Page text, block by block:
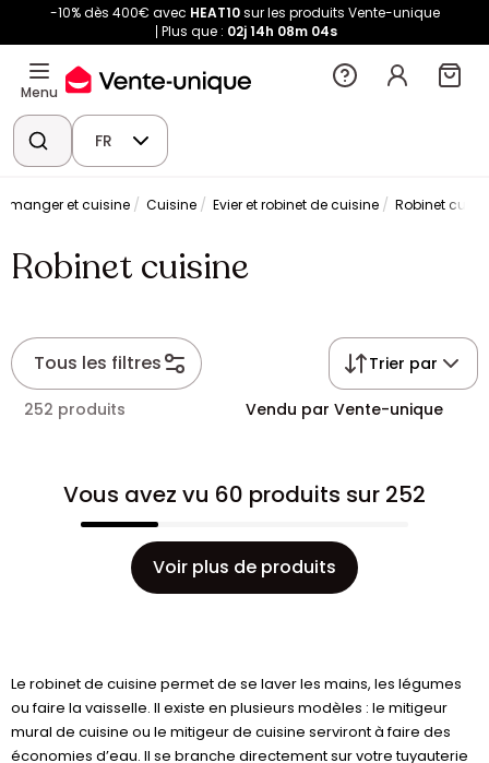
-10% dès 400€ avec HEAT10sur les produits Vente-unique
Plus que : 02j14h 08m 04s
Menu
FR
manger et cuisine Cuisine Evier et robinet de cuisine Robinet
Robinet cuisine
Tous les filtres Trier par
252 produits Vendu par Vente-unique
Vous avez vu 60 produits sur 252
Voir plus de produits
Le robinet de cuisine permet de se laver les mains, les légumes
ou faire la vaisselle. Il existe en plusieurs modèles : le mitigeur
mural de cuisine ou le mitigeur de cuisine serviront à faire des
économies d’eau. Il se branche directement sur votre tuyauterie